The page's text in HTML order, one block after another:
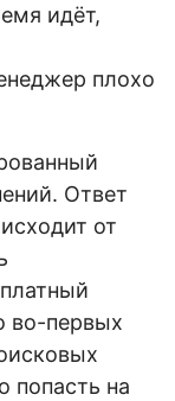
идёт,
плохо
Ответ
от
во-первых
попасть на